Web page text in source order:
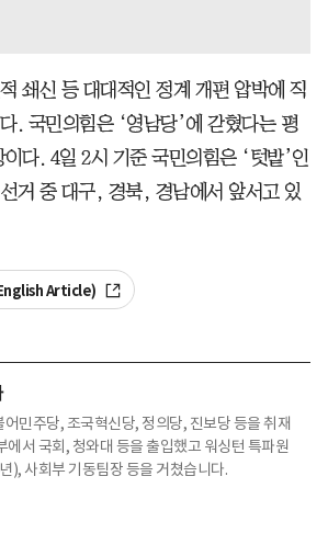
쇄신 등 대대적인 정계 개편 압박에 직
. 국민의힘은 ‘영남당’에 갇혔다는 평
다. 4일 2시 기준 국민의힘은 ‘텃밭’인
거 중 대구, 경북, 경남에서 앞서고 있
Article)
민주당, 조국혁신당, 정의당, 진보당 등을 취재
에서 국회, 청와대 등을 출입했고 워싱턴 특파원
), 사회부 기동팀장 등을 거쳤습니다.